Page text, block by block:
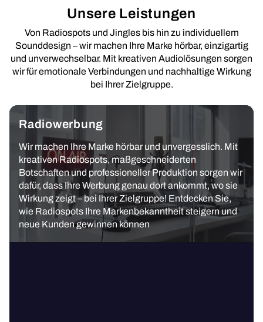
Unsere Leistungen
Von Radiospots und Jingles bis hin zu individuellem
Sounddesign – wir machen Ihre Marke hörbar, einzigartig
und unverwechselbar. Mit kreativen Audiolösungen sorgen
wir für emotionale Verbindungen und nachhaltige Wirkung
bei Ihrer Zielgruppe.
Radiowerbung
Wir machen Ihre Marke hörbar und unvergesslich. Mit
kreativen Radiospots, maßgeschneiderten
Botschaften und professioneller Produktion sorgen wir
dafür, dass Ihre Werbung genau dort ankommt, wo sie
Wirkung zeigt – bei Ihrer Zielgruppe! Entdecken Sie,
wie Radiospots Ihre Markenbekanntheit steigern und
neue Kunden gewinnen können